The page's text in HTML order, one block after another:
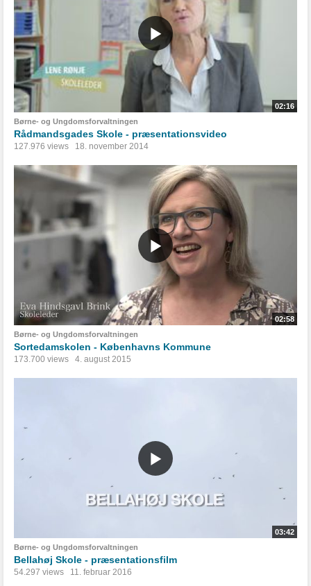
02:16
Børne- og Ungdomsforvaltningen
Rådmandsgades Skole - præsentationsvideo
127.976 views 18. november 2014
02:58
Børne- og Ungdomsforvaltningen
Sortedamskolen - Københavns Kommune
173.700 views 4. august 2015
03:42
Børne- og Ungdomsforvaltningen
Bellahøj Skole - præsentationsfilm
54.297 views 11. februar 2016